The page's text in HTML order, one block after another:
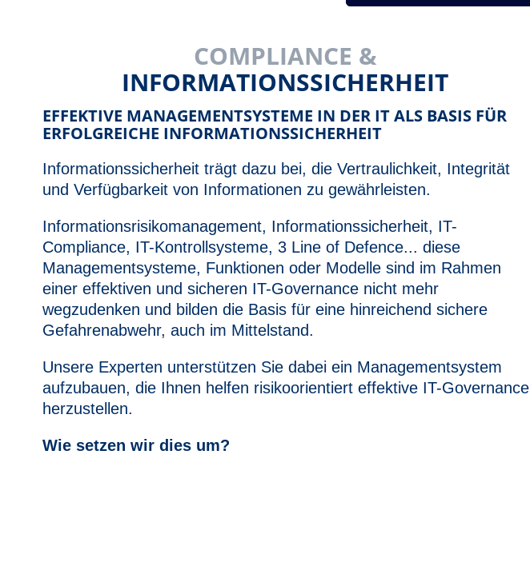
COMPLIANCE &
INFORMATIONSSICHERHEIT
EFFEKTIVE MANAGEMENTSYSTEME IN DER IT ALS BASIS FÜR
ERFOLGREICHE INFORMATIONSSICHERHEIT
Informationssicherheit trägt dazu bei, die Vertraulichkeit, Integrität
und Verfügbarkeit von Informationen zu gewährleisten.
Informationsrisikomanagement, Informationssicherheit, IT-
Compliance, IT-Kontrollsysteme, 3 Line of Defence... diese
Managementsysteme, Funktionen oder Modelle sind im Rahmen
einer effektiven und sicheren IT-Governance nicht mehr
wegzudenken und bilden die Basis für eine hinreichend sichere
Gefahrenabwehr, auch im Mittelstand.
Unsere Experten unterstützen Sie dabei ein Managementsystem
aufzubauen, die Ihnen helfen risikoorientiert effektive IT-Governance
herzustellen.
Wie setzen wir dies um?